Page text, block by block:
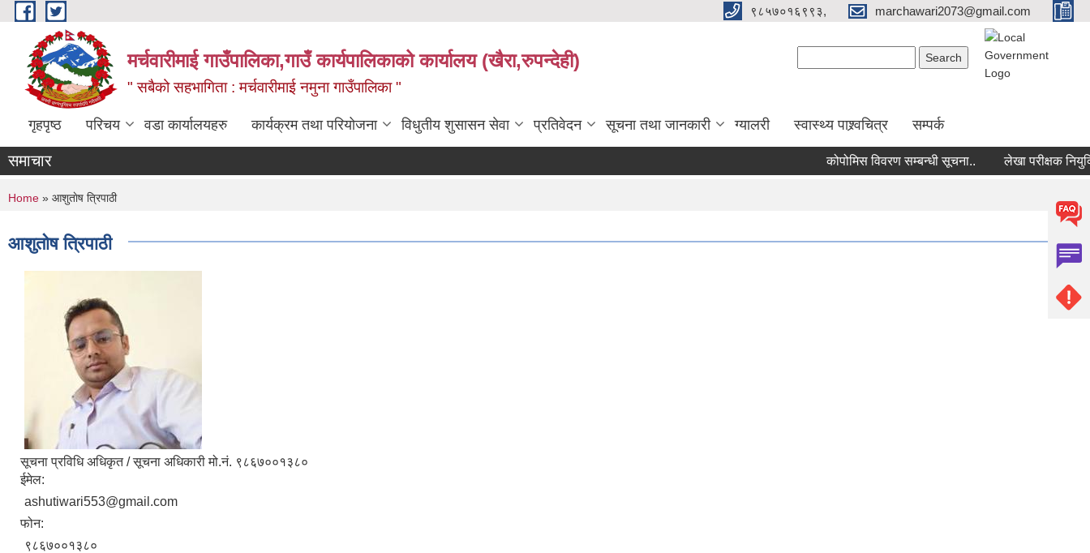
Skip to main content ९८५७०१६९९३, marchawari2073@gmail.com
मर्चवारीमाई गाउँपालिका,गाउँ कार्यपालिकाको कार्यालय (खैरा,रुपन्देही)
" सबैको सहभागिता : मर्चवारीमाई नमुना गाउँपालिका "
गृहपृष्ठ परिचय वडा कार्यालयहरु कार्यक्रम तथा परियोजना विधुतीय शुसासन सेवा प्रतिवेदन सूचना तथा जानकारी ग्यालरी स्वास्थ्य पाश्र्वचित्र सम्पर्क
समाचार कोपोमिस विवरण सम्बन्धी सूचना.. लेखा परीक्षक
You are here
Home » आशुताेष त्रिपाठी
आशुताेष त्रिपाठी
सूचना प्रविधि अधिकृत / सूचना अधिकारी मो.नं. ९८६७००१३८०
ईमेल:
ashutiwari553@gmail.com
फोन:
९८६७००१३८०